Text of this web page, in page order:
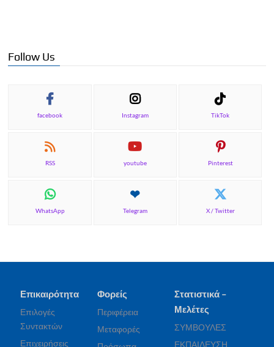
Follow Us
facebook Instagram TikTok
RSS youtube Pinterest
WhatsApp Telegram X / Twitter
Επικαιρότητα
Επιλογές
Συντακτών
Επιχειρήσεις
Φορείς
Περιφέρεια
Μεταφορές
Στατιστικά –
Μελέτες
ΣΥΜΒΟΥΛΕΣ
ΕΚΠΑΙΔΕΥΣΗ